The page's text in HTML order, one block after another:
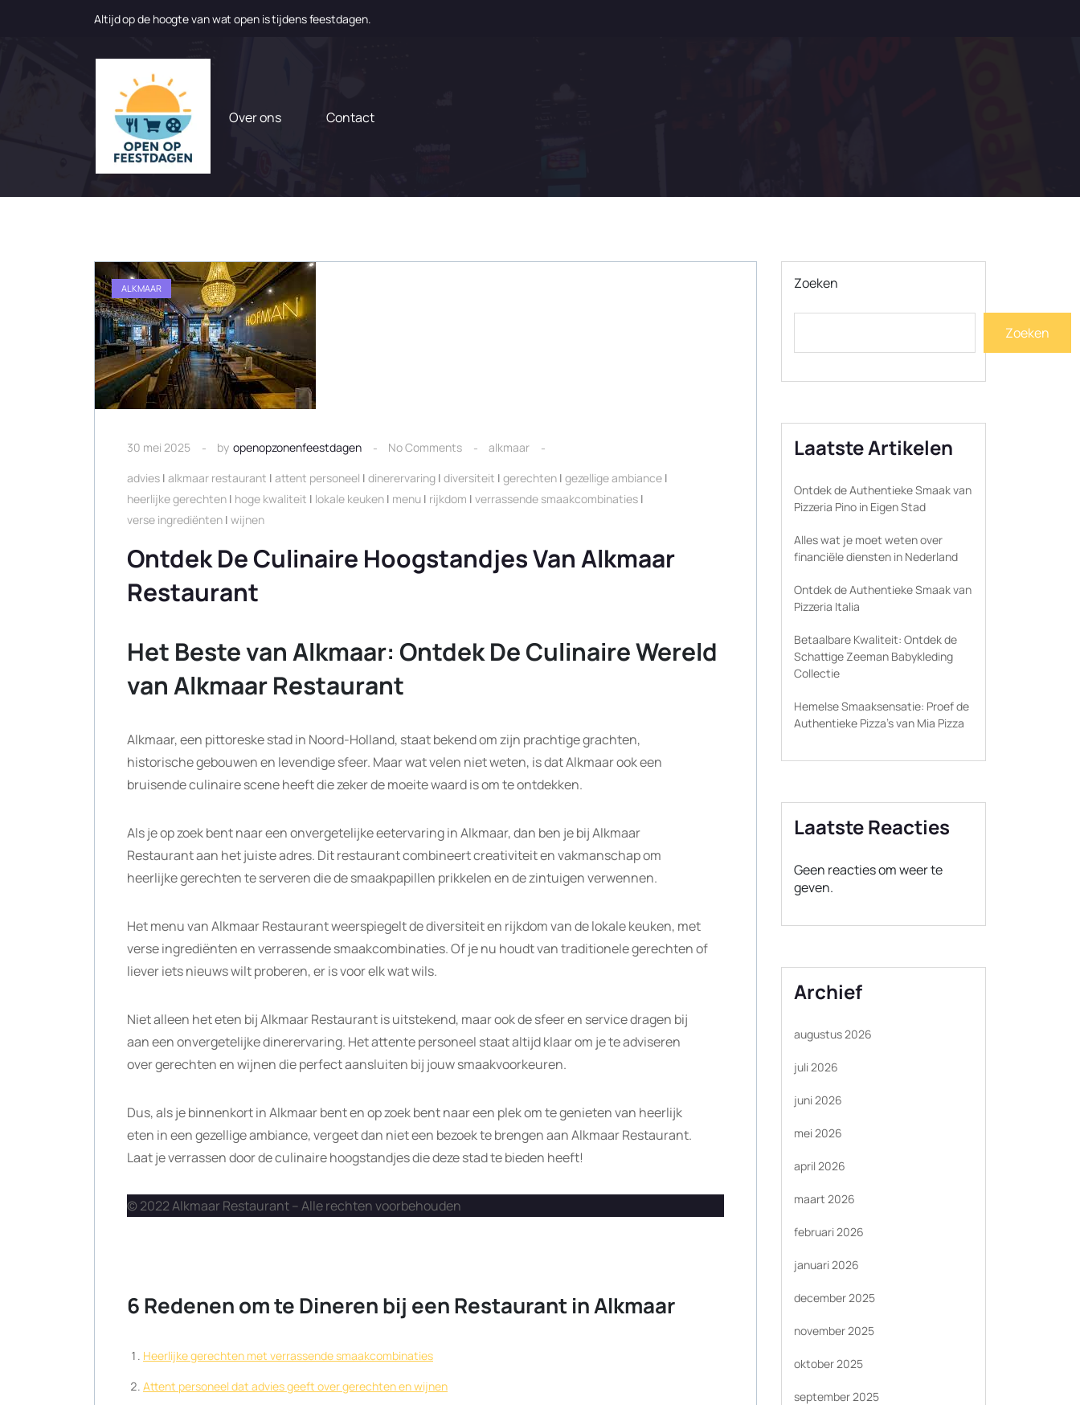
Altijd op de hoogte van wat open is tijdens feestdagen.
Over ons Contact
ALKMAAR
30 mei 2025 by openopzonenfeestdagen No Comments
alkmaar
advies | alkmaar restaurant | attent personeel | dinerervaring | diversiteit | gerechten | gezellige ambiance |
heerlijke gerechten | hoge kwaliteit | lokale keuken | menu | rijkdom | verrassende smaakcombinaties |
verse ingrediënten | wijnen
Ontdek De Culinaire Hoogstandjes Van Alkmaar
Restaurant
Het Beste van Alkmaar: Ontdek De Culinaire Wereld
van Alkmaar Restaurant
Alkmaar, een pittoreske stad in Noord-Holland, staat bekend om zijn prachtige grachten,
historische gebouwen en levendige sfeer. Maar wat velen niet weten, is dat Alkmaar ook een
bruisende culinaire scene heeft die zeker de moeite waard is om te ontdekken.
Als je op zoek bent naar een onvergetelijke eetervaring in Alkmaar, dan ben je bij Alkmaar
Restaurant aan het juiste adres. Dit restaurant combineert creativiteit en vakmanschap om
heerlijke gerechten te serveren die de smaakpapillen prikkelen en de zintuigen verwennen.
Het menu van Alkmaar Restaurant weerspiegelt de diversiteit en rijkdom van de lokale keuken, met
verse ingrediënten en verrassende smaakcombinaties. Of je nu houdt van traditionele gerechten of
liever iets nieuws wilt proberen, er is voor elk wat wils.
Niet alleen het eten bij Alkmaar Restaurant is uitstekend, maar ook de sfeer en service dragen bij
aan een onvergetelijke dinerervaring. Het attente personeel staat altijd klaar om je te adviseren
over gerechten en wijnen die perfect aansluiten bij jouw smaakvoorkeuren.
Dus, als je binnenkort in Alkmaar bent en op zoek bent naar een plek om te genieten van heerlijk
eten in een gezellige ambiance, vergeet dan niet een bezoek te brengen aan Alkmaar Restaurant.
Laat je verrassen door de culinaire hoogstandjes die deze stad te bieden heeft!
© 2022 Alkmaar Restaurant – Alle rechten voorbehouden
6 Redenen om te Dineren bij een Restaurant in Alkmaar
Heerlijke gerechten met verrassende smaakcombinaties
Attent personeel dat advies geeft over gerechten en wijnen
Zoeken
Zoeken
Laatste Artikelen
Ontdek de Authentieke Smaak van
Pizzeria Pino in Eigen Stad
Alles wat je moet weten over
financiële diensten in Nederland
Ontdek de Authentieke Smaak van
Pizzeria Italia
Betaalbare Kwaliteit: Ontdek de
Schattige Zeeman Babykleding
Collectie
Hemelse Smaaksensatie: Proef de
Authentieke Pizza’s van Mia Pizza
Laatste Reacties
Geen reacties om weer te
geven.
Archief
augustus 2026
juli 2026
juni 2026
mei 2026
april 2026
maart 2026
februari 2026
januari 2026
december 2025
november 2025
oktober 2025
september 2025